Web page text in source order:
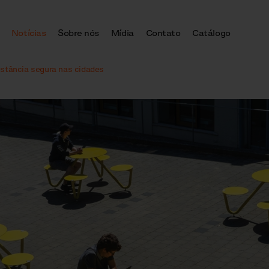
Notícias Sobre nós Mídia Contato Catálogo
segura nas cidades